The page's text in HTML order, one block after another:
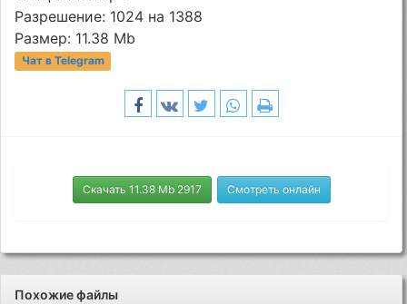
Разрешение: 1024 на 1388
Размер: 11.38 Mb
Чат в Telegram
Скачать 11.38 Mb 2917 Смотреть онлайн
Похожие файлы